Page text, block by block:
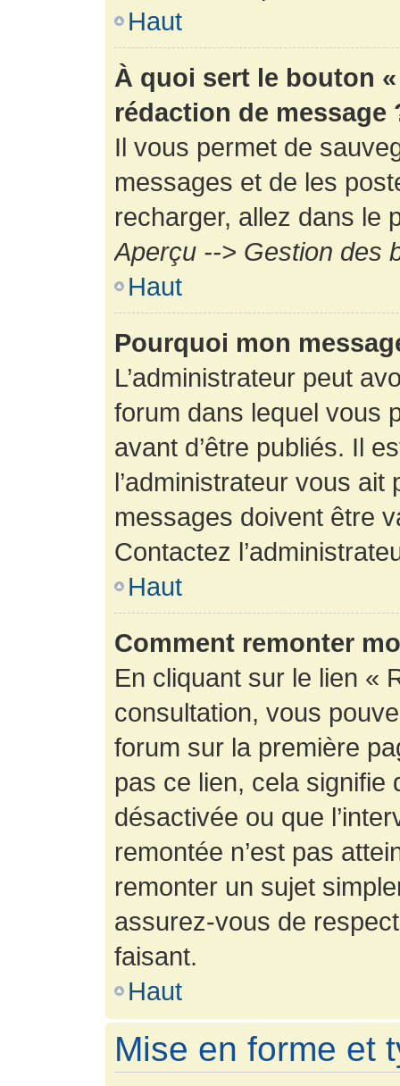
Haut
À quoi sert le bouton
rédaction de message
Il vous permet de
messages et de les
recharger, allez dans le
Aperçu --> Gestion des
Haut
Pourquoi mon
L’administrateur peut
forum dans lequel vous
avant d’être publiés. Il
l’administrateur vous
messages doivent être
Contactez
Haut
Comment remonter
En cliquant sur le lien «
consultation, vous
forum sur la première
pas ce lien, cela signifie
désactivée ou que
remontée n’est pas
remonter un sujet
assurez-vous de
faisant.
Haut
Mise en forme et